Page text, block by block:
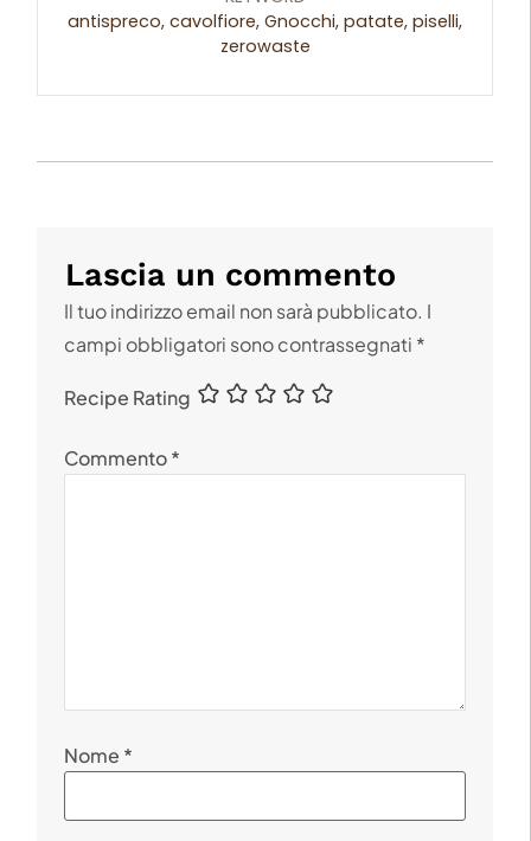
antispreco, cavolfiore, Gnocchi, patate, piselli,
zerowaste
Lascia un commento
Il tuo indirizzo email non sarà pubblicato. I
campi obbligatori sono contrassegnati *
Recipe Rating
Commento*
Nome *